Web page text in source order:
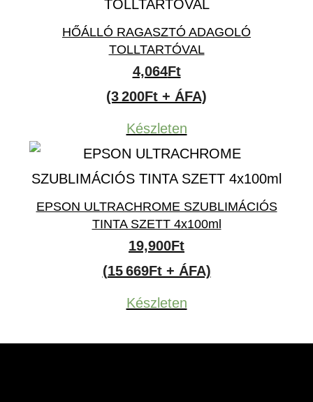
HŐÁLLÓ RAGASZTÓ ADAGOLÓ
TOLLTARTÓVAL
4,064Ft
(3 200Ft + ÁFA)
Készleten
EPSON ULTRACHROME SZUBLIMÁCIÓS
TINTA SZETT 4x100ml
19,900Ft
(15 669Ft + ÁFA)
Készleten